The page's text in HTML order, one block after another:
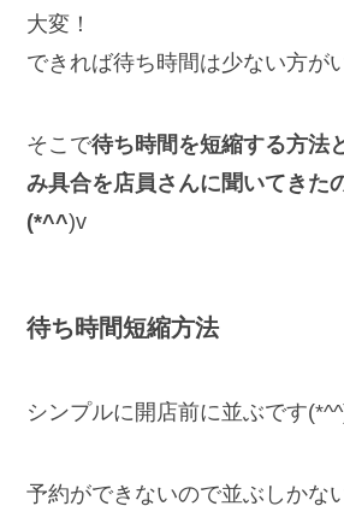
大変！
できれば待ち時間は少ない方が
そこで待ち時間を短縮する方法
み具合を店員さんに聞いてきた
(*^^)v
待ち時間短縮方法
シンプルに開店前に並ぶです
予約ができないので並ぶしかな